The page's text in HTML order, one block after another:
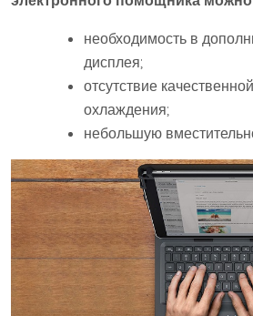
необходимость в
дисплея;
отсутствие
охлаждения;
небольшую